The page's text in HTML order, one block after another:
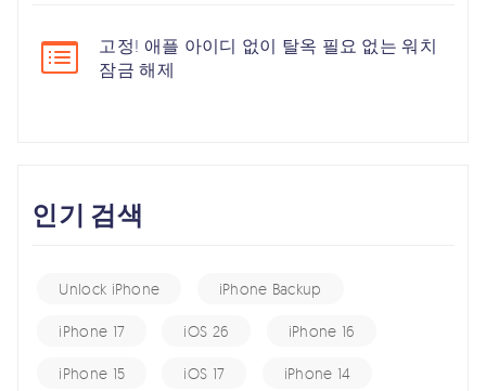
고정! 애플 아이디 없이 탈옥 필요 없는 워치
잠금 해제
인기 검색
Unlock iPhone iPhone Backup
iPhone 17 iOS 26 iPhone 16
iPhone 15 iOS 17 iPhone 14